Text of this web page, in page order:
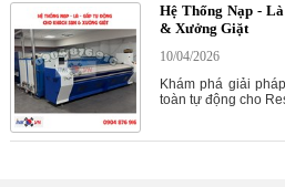
Hệ Thống Nạp -
& Xưởng Giặt
10/04/2026
Khám phá giải
toàn tự động cho